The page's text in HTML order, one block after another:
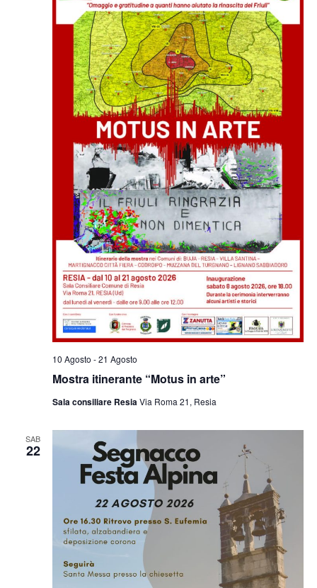
Mostra itinerante “Motus in arte”
10 Agosto -21 Agosto
Sala consiliare ResiaVia Roma 21, Resia
SAB
22